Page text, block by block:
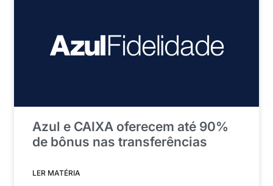
Azul e CAIXA oferecem até 90%
de bônus nas transferências
LER MATÉRIA